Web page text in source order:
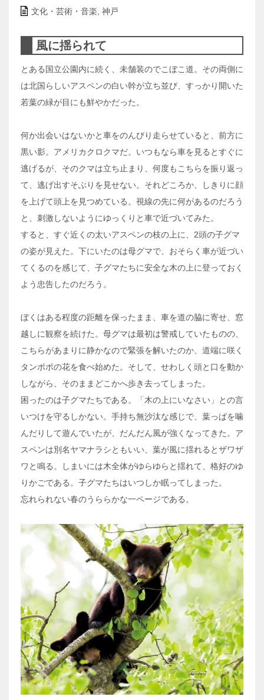
文化・芸術・音楽, 神戸
風に揺られて
とある国立公園内に続く、未舗装のでこぼこ道。その両側に
は北国らしいアスペンの白い幹が立ち並び、すっかり開いた
若葉の緑が目にも鮮やかだった。
何か出会いはないかと車をのんびり走らせていると、前方に
黒い影。アメリカクロクマだ。いつもなら車を見るとすぐに
逃げるが、そのクマは立ち止まり、何度もこちらを振り返っ
て、逃げ出すそぶりを見せない。それどころか、しきりに顔
を上げて頭上を見つめている。視線の先に何があるのだろう
と、刺激しないようにゆっくりと車で近づいてみた。
すると、すぐ近くの太いアスペンの枝の上に、2頭の子グマ
の姿が見えた。下にいたのは母グマで、おそらく車が近づい
てくるのを感じて、子グマたちに安全な木の上に登っておく
よう忠告したのだろう。
ぼくはある程度の距離を保ったまま、車を道の脇に寄せ、窓
越しに観察を続けた。母グマは最初は警戒していたものの、
こちらがあまりに静かなので緊張を解いたのか、道端に咲く
タンポポの花を食べ始めた。そして、せわしく頭と口を動か
しながら、そのままどこかへ歩き去ってしまった。
困ったのは子グマたちである。「木の上にいなさい」との言
いつけを守るしかない。手持ち無沙汰な感じで、葉っぱを噛
んだりして遊んでいたが、だんだん風が強くなってきた。ア
スペンは別名ヤマナラシともいい、葉が風に揺れるとザワザ
ワと鳴る。しまいには木全体がゆらゆらと揺れて、格好のゆ
りかごである。子グマたちはいつしか眠ってしまった。
忘れられない春のうららかな一ページである。